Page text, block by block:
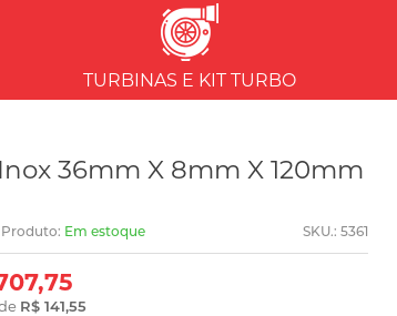
TURBINAS E KIT TURBO
36mm X 8mm X 120mm
Produto: Em estoque SKU.: 5361
R$ 141,55